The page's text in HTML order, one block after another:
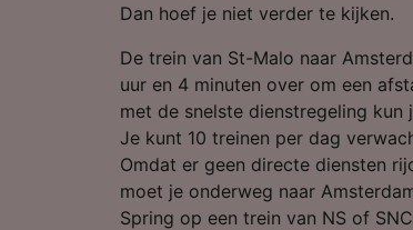
Dan hoef je niet verder te kijken.
De trein van St-Malo naar
uur en 4 minuten over om een
met de snelste dienstregeling kun
Je kunt 10 treinen per dag
Omdat er geen directe diensten
moet je onderweg naar
Spring op een trein van NS of